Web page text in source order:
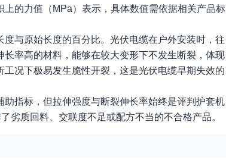
的力值（MPa）表示，具体数值需依据相关产品标
与原始长度的百分比。光伏电缆在户外安装时，往
率高的材料，能够在较大变形下不发生断裂，体现
况下极易发生脆性开裂，这是光伏电缆早期失效的
指标，但拉伸强度与断裂伸长率始终是评判护套机
劣质回料、交联度不足或配方不当的不合格产品。